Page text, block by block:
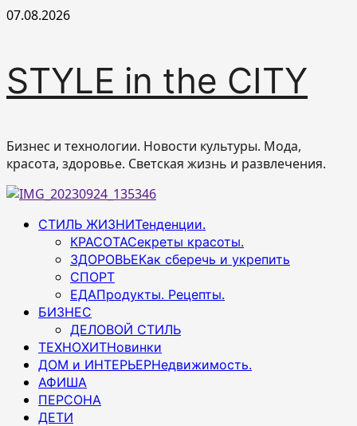
Перейти
07.08.2026
STYLE in the CITY
Бизнес и технологии. Новости культуры. Мода,
красота, здоровье. Светская жизнь и развлечения.
Основное
СТИЛЬ ЖИЗНИТенденции.
КРАСОТАСекреты красоты.
ЗДОРОВЬЕКак сберечь и укрепить
СПОРТ
ЕДАПродукты. Рецепты.
БИЗНЕС
ДЕЛОВОЙ СТИЛЬ
ТЕХНОХИТНовинки
ДОМ и ИНТЕРЬЕРНедвижимость.
АФИША
ПЕРСОНА
ДЕТИ